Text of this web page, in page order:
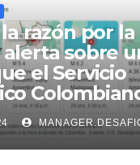
la razón por
sobre
el Servicio